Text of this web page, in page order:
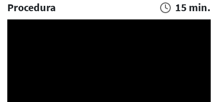
Procedura 15 min.